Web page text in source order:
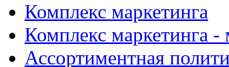
Комплекс маркетинга
Комплекс маркетинга
Ассортиментная